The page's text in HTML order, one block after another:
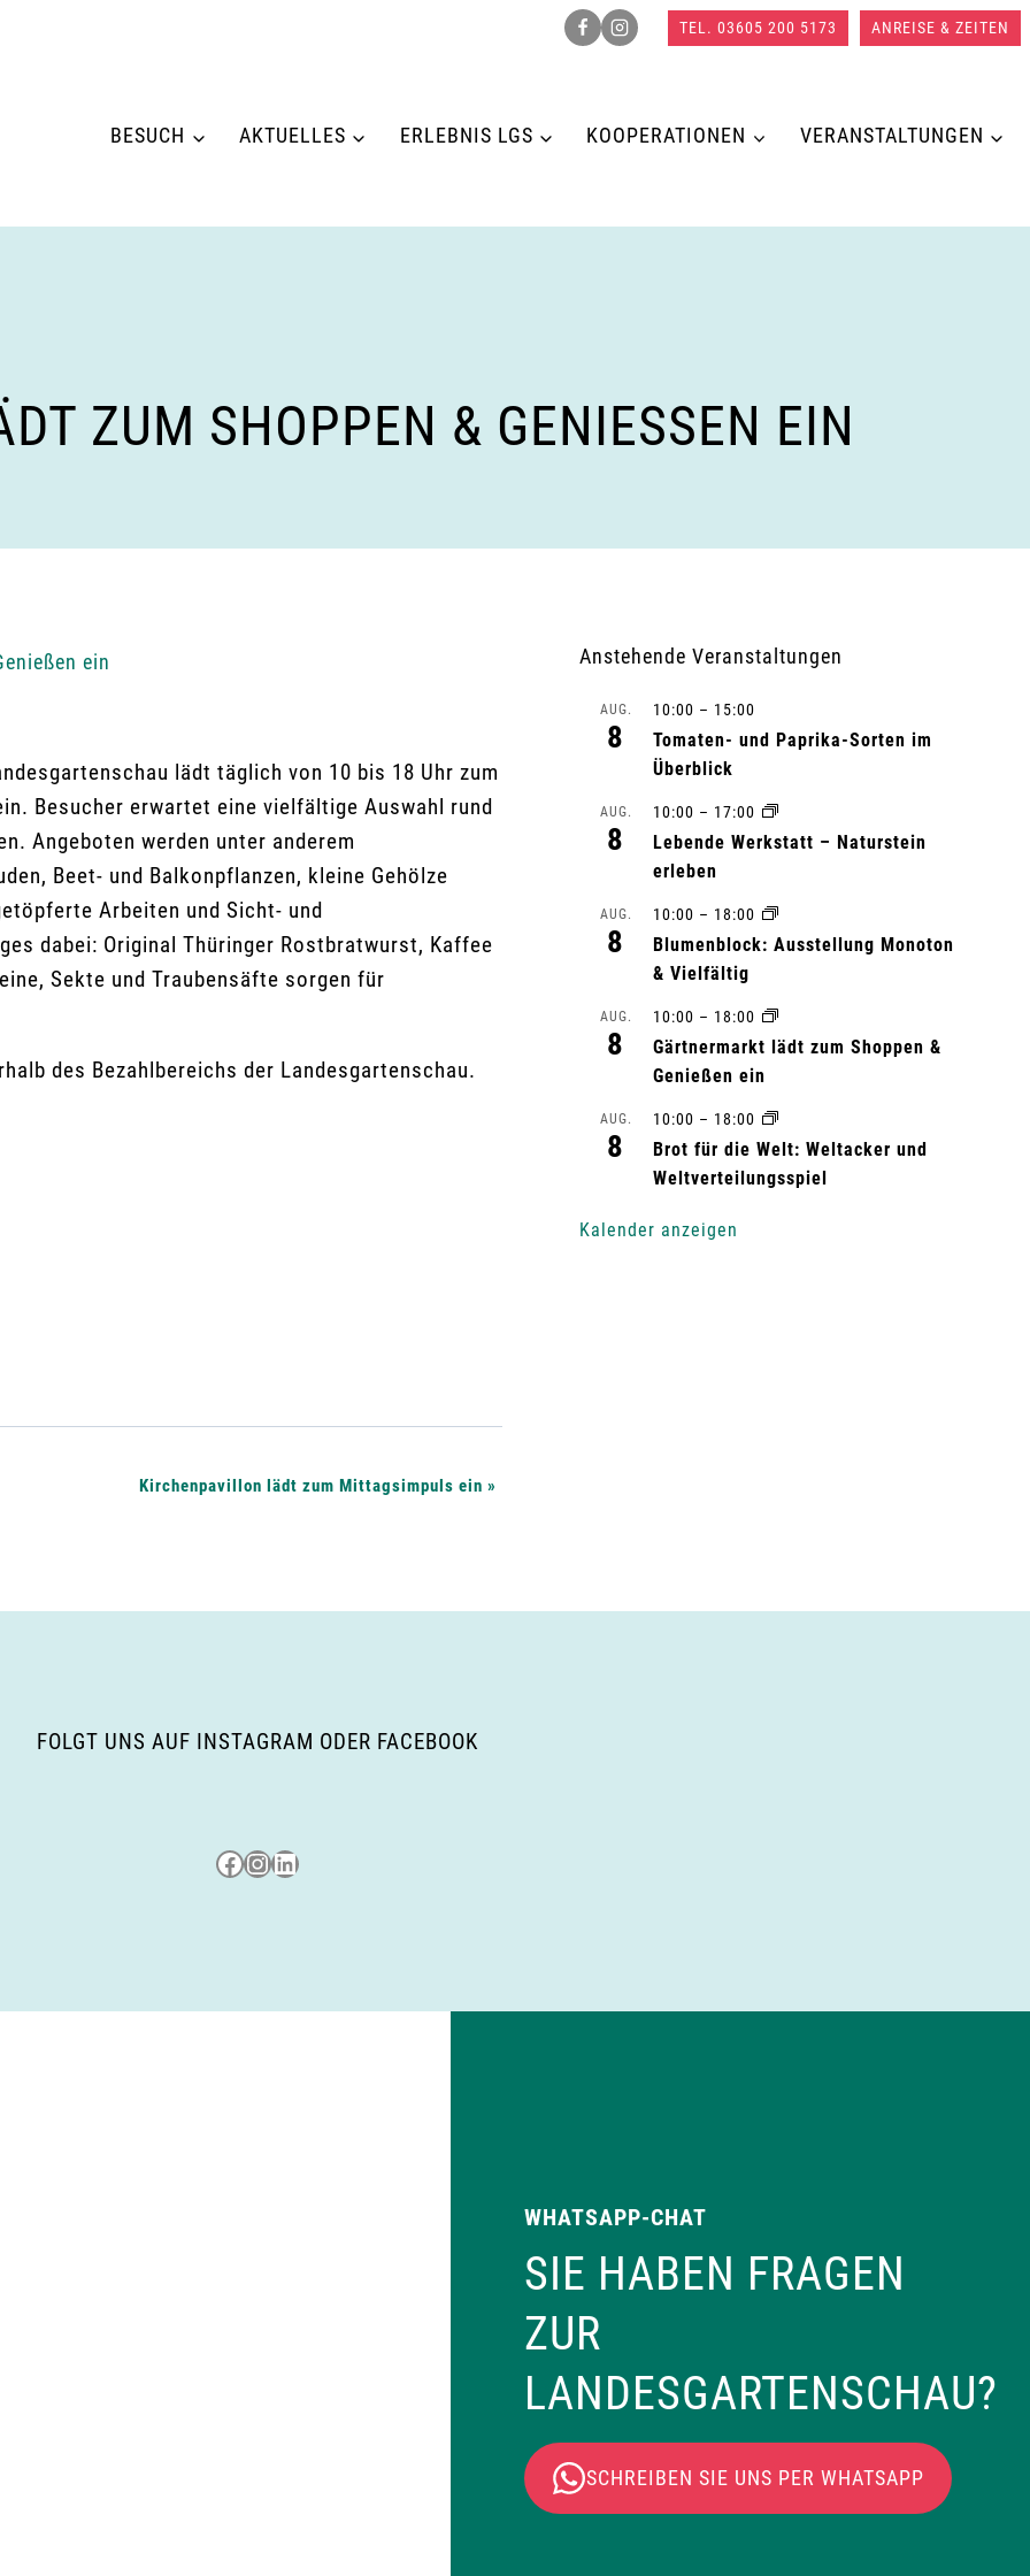
TEL. 03605 200 5173 ANREISE & ZEITEN
BESUCH AKTUELLES ERLEBNIS LGS KOOPERATIONEN VERANSTALTUNGEN
ZUM SHOPPEN & GENIESSEN EIN
ein
lädt täglich von 10 bis 18 Uhr zum
Besucher erwartet eine vielfältige Auswahl rund
Angeboten werden unter anderem
Beet- und Balkonpflanzen, kleine Gehölze
Arbeiten und Sicht- und
dabei: Original Thüringer Rostbratwurst, Kaffee
Sekte und Traubensäfte sorgen für
des Bezahlbereichs der Landesgartenschau.
Kirchenpavillon lädt zum Mittagsimpuls ein»
Anstehende Veranstaltungen
AUG.
8
10:00 – 15:00
Tomaten- und Paprika-Sorten im
Überblick
AUG.
8
10:00 – 17:00
Lebende Werkstatt – Naturstein
erleben
AUG.
8
10:00 – 18:00
Blumenblock: Ausstellung Monoton
& Vielfältig
AUG.
8
10:00 – 18:00
Gärtnermarkt lädt zum Shoppen &
Genießen ein
AUG.
8
10:00 – 18:00
Brot für die Welt: Weltacker und
Weltverteilungsspiel
Kalender anzeigen
FOLGT UNS AUF INSTAGRAM ODER FACEBOOK
Besuche uns auf Facebook
Besuche uns auf Instagram
LinkedIn
WHATSAPP-CHAT
SIE HABEN FRAGEN
ZUR
LANDESGARTENSCHAU?
SCHREIBEN SIE UNS PER WHATSAPP